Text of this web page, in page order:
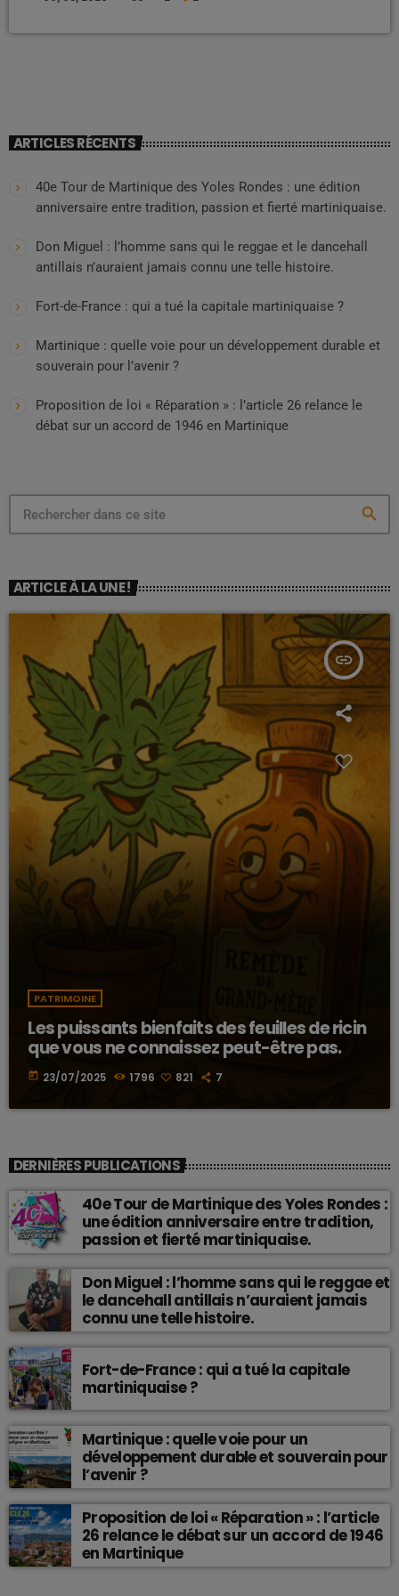
ARTICLES RÉCENTS
40e Tour de Martinique des Yoles Rondes : une édition
anniversaire entre tradition, passion et fierté martiniquaise.
Don Miguel : l’homme sans qui le reggae et le dancehall
antillais n’auraient jamais connu une telle histoire.
Fort-de-France : qui a tué la capitale martiniquaise ?
Martinique : quelle voie pour un développement durable et
souverain pour l’avenir ?
Proposition de loi « Réparation » : l’article 26 relance le
débat sur un accord de 1946 en Martinique
search
ARTICLE À LA UNE !
insert_link
PATRIMOINE
Les puissants bienfaits des feuilles de ricin
que vous ne connaissez peut-être pas.
today 23/07/2025 1796 821 7
DERNIÈRES PUBLICATIONS
40e Tour de Martinique des Yoles Rondes :
une édition anniversaire entre tradition,
passion et fierté martiniquaise.
Don Miguel : l’homme sans qui le reggae et
le dancehall antillais n’auraient jamais
connu une telle histoire.
Fort-de-France : qui a tué la capitale
martiniquaise ?
Martinique : quelle voie pour un
développement durable et souverain pour
l’avenir ?
Proposition de loi « Réparation » : l’article
26 relance le débat sur un accord de 1946
en Martinique